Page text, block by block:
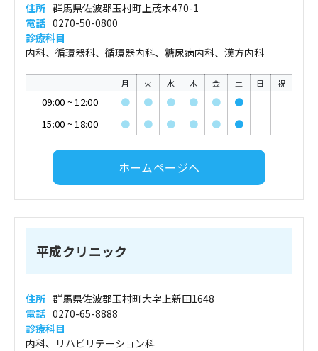
住所 群馬県佐波郡玉村町上茂木470-1
電話 0270-50-0800
診療科目
内科、循環器科、循環器内科、糖尿病内科、漢方内科
月 火 水 木 金 土 日 祝
09:00 ~12:00 ● ● ● ● ●
●
15:00 ~18:00 ● ● ● ● ● ●
ホームページへ
平成クリニック
住所 群馬県佐波郡玉村町大字上新田1648
電話 0270-65-8888
診療科目
内科、リハビリテーション科